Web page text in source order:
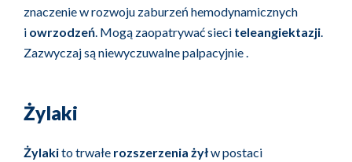
znaczenie w rozwoju zaburzeń hemodynamicznych
i owrzodzeń. Mogą zaopatrywać sieci teleangiektazji.
Zazwyczaj są niewyczuwalne palpacyjnie .
Żylaki
Żylakito trwałe rozszerzenia żyłw postaci